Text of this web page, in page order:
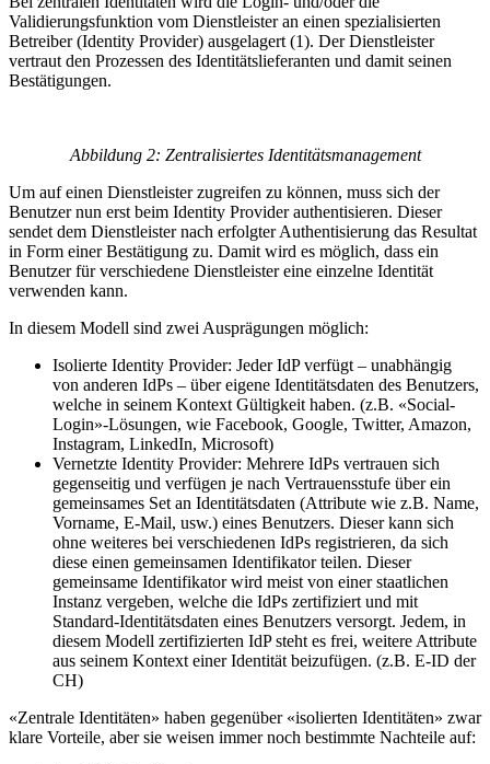
Validierungsfunktion vom Dienstleister an einen spezialisierten
Betreiber (Identity Provider) ausgelagert (1). Der Dienstleister
vertraut den Prozessen des Identitätslieferanten und damit seinen
Bestätigungen.
Abbildung 2: Zentralisiertes Identitätsmanagement
Um auf einen Dienstleister zugreifen zu können, muss sich der
Benutzer nun erst beim Identity Provider authentisieren. Dieser
sendet dem Dienstleister nach erfolgter Authentisierung das Resultat
in Form einer Bestätigung zu. Damit wird es möglich, dass ein
Benutzer für verschiedene Dienstleister eine einzelne Identität
verwenden kann.
In diesem Modell sind zwei Ausprägungen möglich:
Isolierte Identity Provider: Jeder IdP verfügt – unabhängig
von anderen IdPs – über eigene Identitätsdaten des Benutzers,
welche in seinem Kontext Gültigkeit haben. (z.B. «Social-
Login»-Lösungen, wie Facebook, Google, Twitter, Amazon,
Instagram, LinkedIn, Microsoft)
Vernetzte Identity Provider: Mehrere IdPs vertrauen sich
gegenseitig und verfügen je nach Vertrauensstufe über ein
gemeinsames Set an Identitätsdaten (Attribute wie z.B. Name,
Vorname, E-Mail, usw.) eines Benutzers. Dieser kann sich
ohne weiteres bei verschiedenen IdPs registrieren, da sich
diese einen gemeinsamen Identifikator teilen. Dieser
gemeinsame Identifikator wird meist von einer staatlichen
Instanz vergeben, welche die IdPs zertifiziert und mit
Standard-Identitätsdaten eines Benutzers versorgt. Jedem, in
diesem Modell zertifizierten IdP steht es frei, weitere Attribute
aus seinem Kontext einer Identität beizufügen. (z.B. E-ID der
CH)
«Zentrale Identitäten» haben gegenüber «isolierten Identitäten» zwar
klare Vorteile, aber sie weisen immer noch bestimmte Nachteile auf: